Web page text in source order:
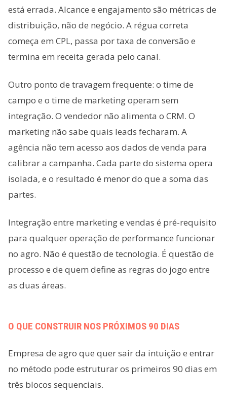
está errada. Alcance e engajamento são métricas de
distribuição, não de negócio. A régua correta
começa em CPL, passa por taxa de conversão e
termina em receita gerada pelo canal.
Outro ponto de travagem frequente: o time de
campo e o time de marketing operam sem
integração. O vendedor não alimenta o CRM. O
marketing não sabe quais leads fecharam. A
agência não tem acesso aos dados de venda para
calibrar a campanha. Cada parte do sistema opera
isolada, e o resultado é menor do que a soma das
partes.
Integração entre marketing e vendas é pré-requisito
para qualquer operação de performance funcionar
no agro. Não é questão de tecnologia. É questão de
processo e de quem define as regras do jogo entre
as duas áreas.
O QUE CONSTRUIR NOS PRÓXIMOS 90 DIAS
Empresa de agro que quer sair da intuição e entrar
no método pode estruturar os primeiros 90 dias em
três blocos sequenciais.